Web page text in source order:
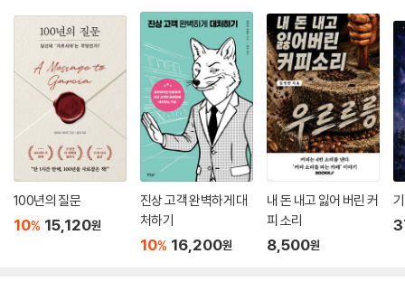
사람이 말을 보탠다. SNS 탓에 외로움을 느끼는 사람이 많아졌다는 연구
가 나올 때마다 SNS 덕분에 사람 간 접촉이 많아졌다는 연구도 빠지지 않
는다.” 스탠퍼드대학교에서 SNS 연구실을 운영하는 심리학자 제프 핸콕
(Jeff Hancock)은 방대한 규모의 메타 분석(meta analysis)을 염두에
두고 2006년부터 2018년 사이에 출판된 논문 226건을 하나로 통합했어
요. 그랬더니 총 27만 5000여 명의 참가자를 포함하는 거대한 자료가 완
성되었지요. 핸콕은 SNS가 사람들이 유대를 쌓고 관계로 연결되는 데 긍
정적으로 작용하는지 부정적으로 작용하는지 확실한 답을 찾고 싶었습니
다. 그래서 어떤 결과가 나왔을까요? 답은 “이럴 수도 있고 저럴 수도 있
다”였어요. SNS에서는 얻는 것이 있는가 하면 잃는 것도 있으니까요. 그
러나 SNS가 관계에 미치는 영향은 전반적으로 어느 쪽으로든 그다지 크
저자는 성과 전문가인 자신이 성과 강박 때문에 괴로워하는 아이러니를 인
정할 수 없었다. 심지어 자신이 이중생활을 하는 사기꾼처럼 느껴지기도
했다. 인본주의 심리학자 칼 로저스는 “나를 있는 그대로 받아들일 때 내가
변할 수 있다”고 말했다. 그래서 저자는 자신의 상황을 부정하지도, 피하지
도 않기로 했다. 그리고 잡지 [아웃사이드]에 강박 경험담을 기고했다. 자
신의 커리어를 무너뜨릴 수도 있는 내용이었지만 허심탄회하게 털어놓았
다. 그러자 전 세계 수많은 독자로부터 공감과 위로의 메시지를 받았다. 또
주변 사람들과 속내와 도움을 주고받으며 더 돈독해질 수 있었다.(159쪽)
이처럼 우리의 삶이 단단해지려면 나에게 닥친 문제와 상황을 수용하고,
괴로움과 취약한 부분을 드러내며, 깊고 특별한 유대 관계를 만드는 노력
이 필요하다.
100년의 질문
10% 15,120원
진상 고객 완벽하게 대
처하기
10% 16,200원
내 돈 내고 잃어 버린 커
피 소리
8,500원